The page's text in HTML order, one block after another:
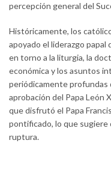
percepción general del
Históricamente, los
apoyado el liderazgo
en torno a la liturgia, la
económica y los asuntos
periódicamente profundas
aprobación del Papa León
que disfrutó el Papa
pontificado, lo que sugiere
ruptura.